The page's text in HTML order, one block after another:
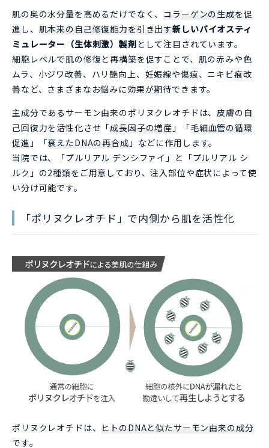
肌の奥の水分量を高めるだけでなく、 コラーゲンの生成を促
進 し、 肌本来の自己修復能力を引き出す新しいバイオスティ
ミュレーター（生体刺激）製剤として注目されています。
細胞レベルで肌の修復と再構築を促すことで、肌の赤みや色
ムラ、小ジワ改善、ハリ艶向上、妊娠線や傷痕、ニキビ痕改
善など、さまざまなお悩みに効果が期待できます。
主成分であるサーモン由来のポリヌクレオチドは、皮膚の自
己回復力を活性化させ「成長因子の増産 」「毛細血管の循環
促進 」「衰えたDNAの再合成 」などに作用します。
当院では、「プルリアル デンシファイ」と「プルリアル シ
ルク」の2種類をご用意しており、注入部位や症状によって使
い分け可能です。
「ポリヌクレオチド」で内側から肌を活性化
ポリヌクレオチドは、
ヒトのDNAと似たサーモン由来の成分
です。